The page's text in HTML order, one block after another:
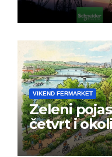
VIKEND FERMARKET
Zeleni
četvrt i